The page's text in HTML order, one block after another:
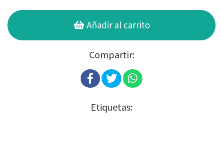
Añadir al carrito
Compartir:
Etiquetas: